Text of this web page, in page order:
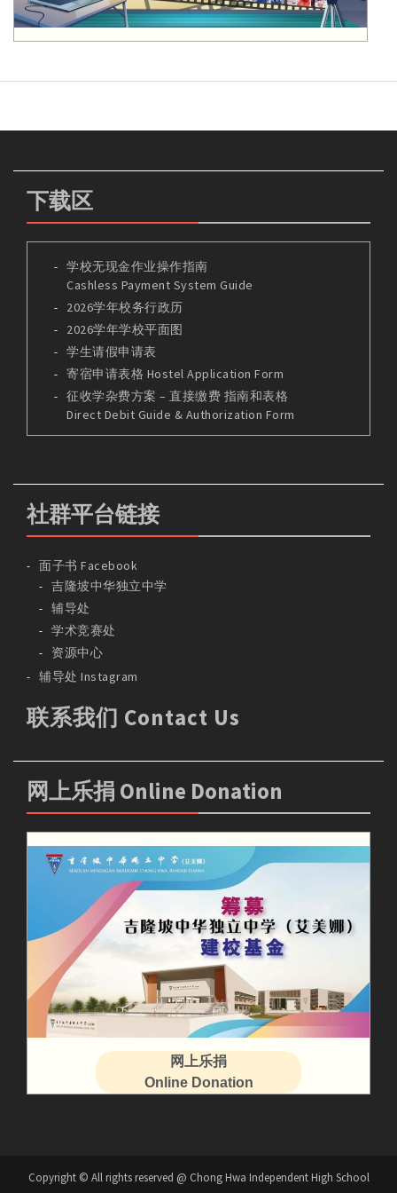
下载区
学校无现金作业操作指南
Cashless Payment System Guide
2026学年校务行政历
2026学年学校平面图
学生请假申请表
寄宿申请表格 Hostel Application Form
征收学杂费方案 – 直接缴费 指南和表格
Direct Debit Guide & Authorization Form
社群平台链接
面子书 Facebook
吉隆坡中华独立中学
辅导处
学术竞赛处
资源中心
辅导处 Instagram
联系我们 Contact Us
网上乐捐 Online Donation
网上乐捐
Online Donation
Copyright © All rights reserved @ Chong Hwa Independent High School